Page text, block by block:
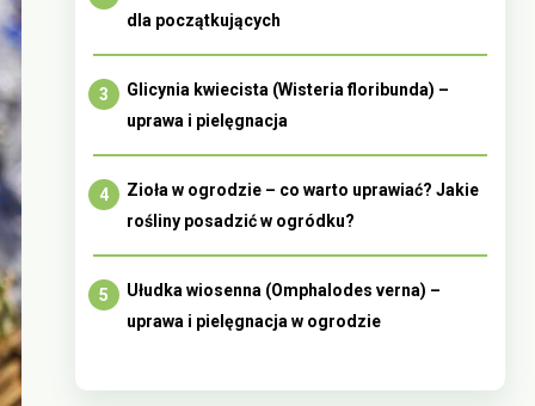
dla początkujących
Glicynia kwiecista (Wisteria floribunda) –
uprawa i pielęgnacja
Zioła w ogrodzie – co warto uprawiać? Jakie
rośliny posadzić w ogródku?
Ułudka wiosenna (Omphalodes verna) –
uprawa i pielęgnacja w ogrodzie